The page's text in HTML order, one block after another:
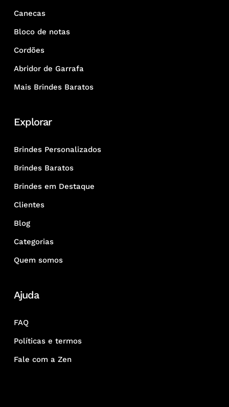
Canecas
Bloco de notas
Cordões
Abridor de Garrafa
Mais Brindes Baratos
Explorar
Brindes Personalizados
Brindes Baratos
Brindes em Destaque
Clientes
Blog
Categorias
Quem somos
Ajuda
FAQ
Políticas e termos
Fale com a Zen